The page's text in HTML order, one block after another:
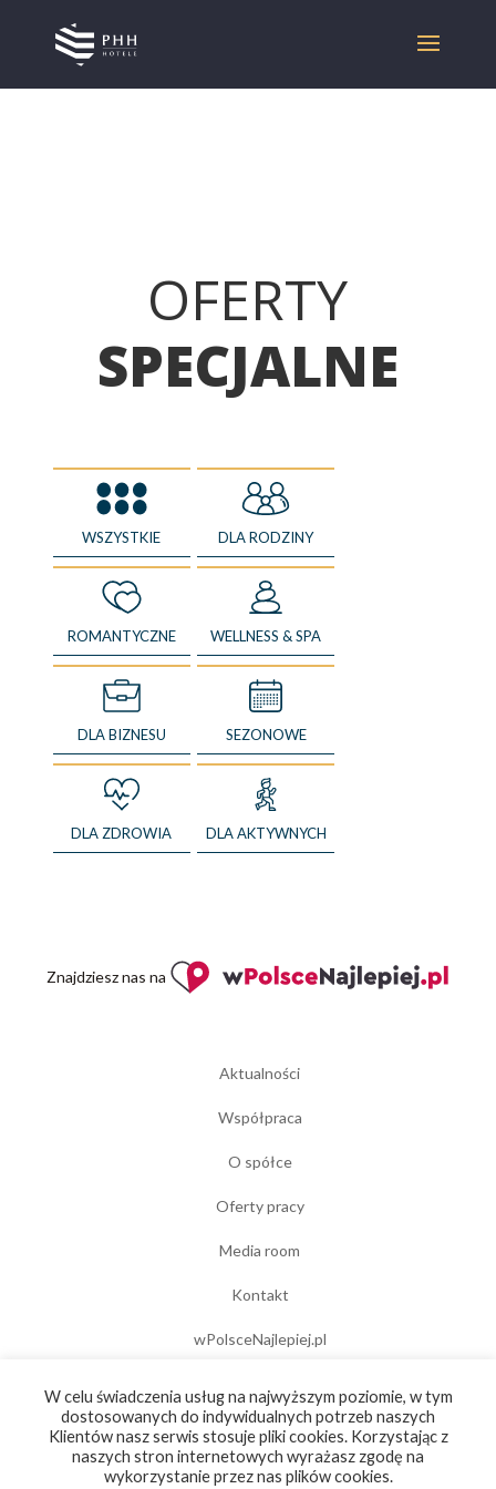
OFERTY
SPECJALNE
WSZYSTKIE DLA RODZINY
ROMANTYCZNE WELLNESS & SPA
DLA BIZNESU SEZONOWE
DLA ZDROWIA DLA AKTYWNYCH
Znajdziesz nas na
Aktualności
Współpraca
O spółce
Oferty pracy
Media room
Kontakt
wPolsceNajlepiej.pl
Portal do zgłaszania naruszeń
W celu świadczenia usług na najwyższym poziomie, w tym
dostosowanych do indywidualnych potrzeb naszych
Klientów nasz serwis stosuje pliki cookies. Korzystając z
naszych stron internetowych wyrażasz zgodę na
wykorzystanie przez nas plików cookies.